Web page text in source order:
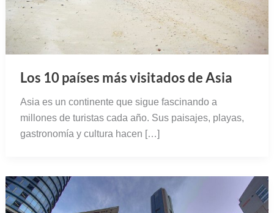
Los 10 países más visitados de Asia
Asia es un continente que sigue fascinando a
millones de turistas cada año. Sus paisajes, playas,
gastronomía y cultura hacen […]